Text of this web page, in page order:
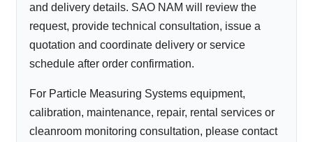
and delivery details. SAO NAM will review the
request, provide technical consultation, issue a
quotation and coordinate delivery or service
schedule after order confirmation.
For Particle Measuring Systems equipment,
calibration, maintenance, repair, rental services or
cleanroom monitoring consultation, please contact